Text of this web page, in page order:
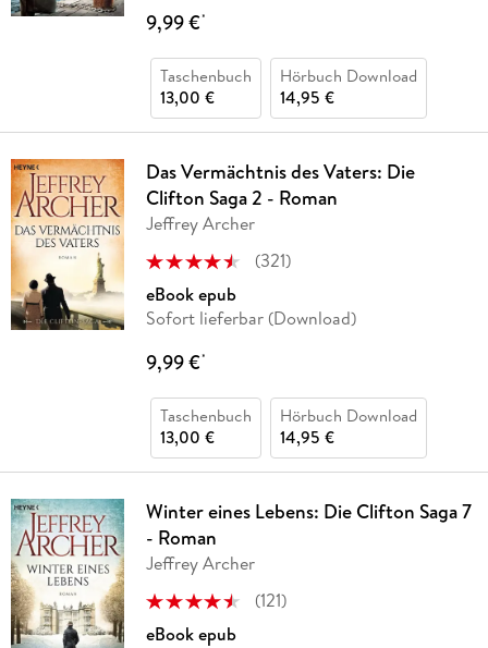
9,99 €*
Taschenbuch
13,00 €
Hörbuch Download
14,95 €
Das Vermächtnis des Vaters: Die
Clifton Saga 2 - Roman
Jeffrey Archer
(321)
eBook epub
Sofort lieferbar (Download)
9,99 €*
Taschenbuch
13,00 €
Hörbuch Download
14,95 €
Winter eines Lebens: Die Clifton Saga 7
- Roman
Jeffrey Archer
(121)
eBook epub